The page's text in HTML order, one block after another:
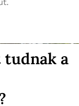
tudnak a